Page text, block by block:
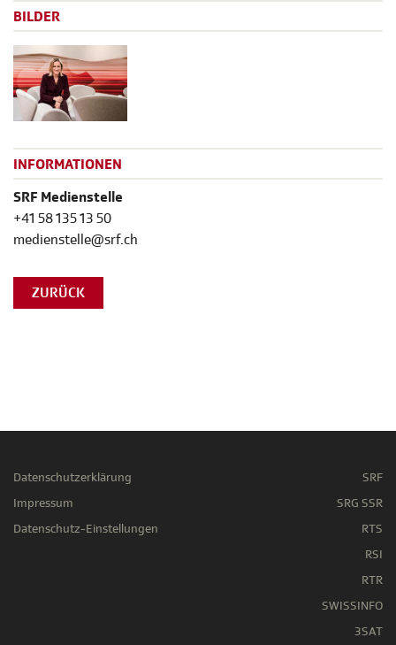
BILDER
INFORMATIONEN
SRF Medienstelle
+41 58 135 13 50
medienstelle@srf.ch
ZURÜCK
Datenschutzerklärung
Impressum
Datenschutz-Einstellungen
SRF
SRG SSR
RTS
RSI
RTR
SWISSINFO
3SAT